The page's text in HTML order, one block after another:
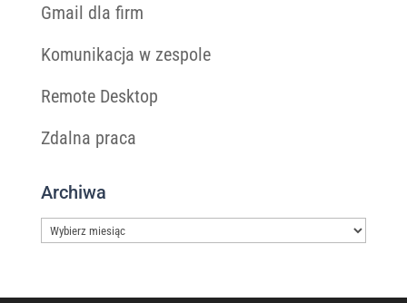
Gmail dla firm
Komunikacja w zespole
Remote Desktop
Zdalna praca
Archiwa
Archiwa